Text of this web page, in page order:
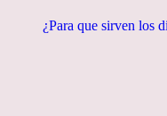
¿Para que sirven los